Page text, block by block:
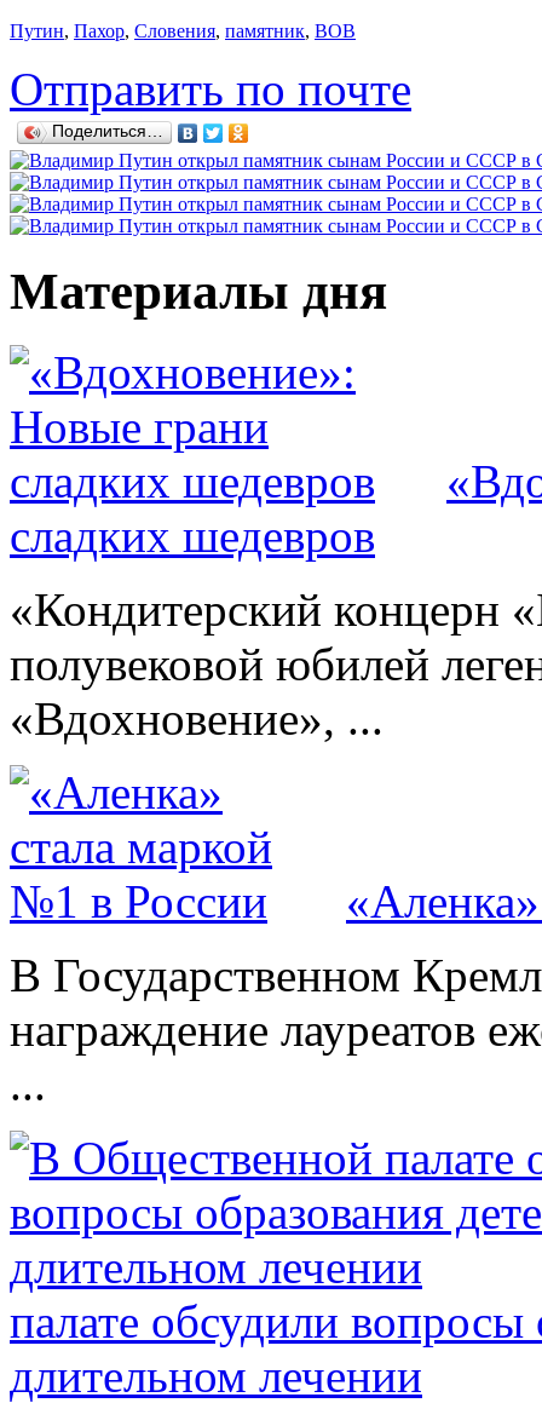
Путин, Пахор, Словения, памятник, ВОВ
Отправить по почте
Поделиться…
Материалы дня
сладких шедевров
«Кондитерский концерн
полувековой юбилей
«Вдохновение», ...
В Государственном
награждение лауреатов
...
палате обсудили вопросы
длительном лечении